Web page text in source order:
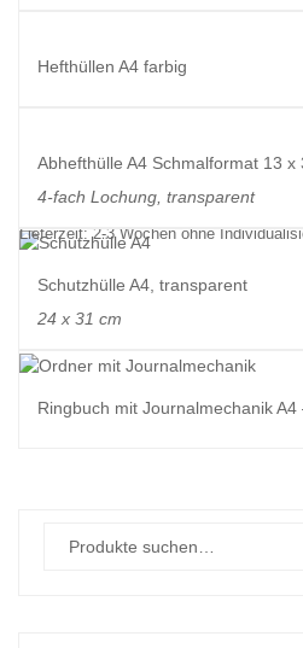
Hefthüllen A4 farbig
Abhefthülle A4 Schmalformat 13 x
4-fach Lochung, transparent
Lieferzeit: 2-3 Wochen ohne
Schutzhülle A4, transparent
24 x 31 cm
Ringbuch mit Journalmechanik A4